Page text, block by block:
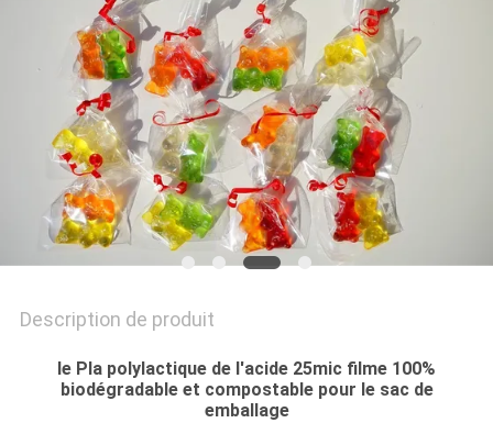
CITATION
PLAN
SITE
POLITIQUE
DE
CONFIDENTIALITÉ
Description de produit
le Pla polylactique de l'acide 25mic filme 100%
biodégradable et compostable pour le sac de
emballage